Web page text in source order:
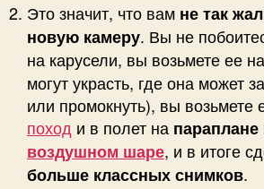
Это значит, что вам не так
новую камеру. Вы не
на карусели, вы возьмете ее на
могут украсть, где она может
или промокнуть), вы возьмете
поход и в полет на параплане
воздушном шаре, и в итоге
больше классных снимков.